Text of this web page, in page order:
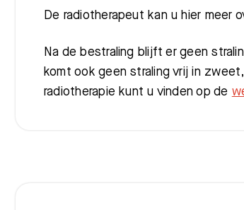
De radiotherapeut kan u hier meer
Na de bestraling blijft er geen
komt ook geen straling vrij in
radiotherapie kunt u vinden op de